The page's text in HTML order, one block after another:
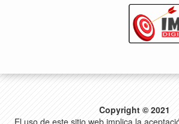
Copyright © 2021
El uso de este sitio web implica la